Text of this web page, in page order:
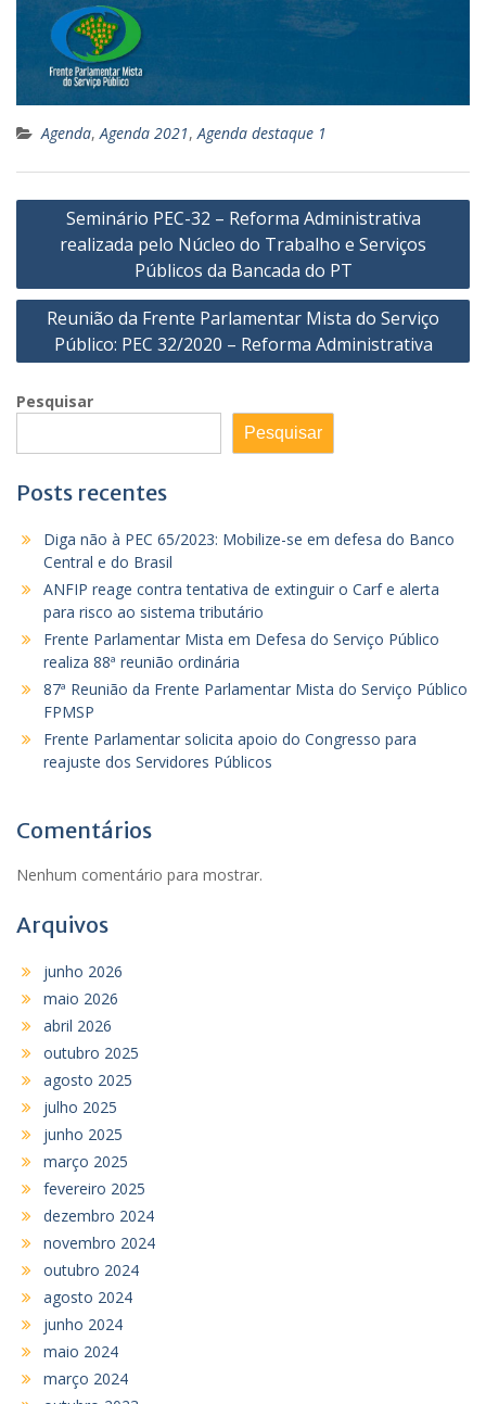
Agenda, Agenda 2021, Agenda destaque 1
Navegação
Seminário PEC-32 – Reforma Administrativa
realizada pelo Núcleo do Trabalho e Serviços
Públicos da Bancada do PT
Reunião da Frente Parlamentar Mista do Serviço
Público: PEC 32/2020 – Reforma Administrativa
Pesquisar
Pesquisar
Posts recentes
Diga não à PEC 65/2023: Mobilize-se em defesa do Banco
Central e do Brasil
ANFIP reage contra tentativa de extinguir o Carf e alerta
para risco ao sistema tributário
Frente Parlamentar Mista em Defesa do Serviço Público
realiza 88ª reunião ordinária
87ª Reunião da Frente Parlamentar Mista do Serviço Público
FPMSP
Frente Parlamentar solicita apoio do Congresso para
reajuste dos Servidores Públicos
Comentários
Nenhum comentário para mostrar.
Arquivos
junho 2026
maio 2026
abril 2026
outubro 2025
agosto 2025
julho 2025
junho 2025
março 2025
fevereiro 2025
dezembro 2024
novembro 2024
outubro 2024
agosto 2024
junho 2024
maio 2024
março 2024